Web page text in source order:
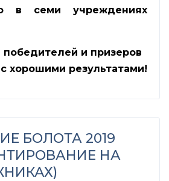
в семи учреждениях
и призеров
хорошими результатами!
БОЛОТА 2019
НА